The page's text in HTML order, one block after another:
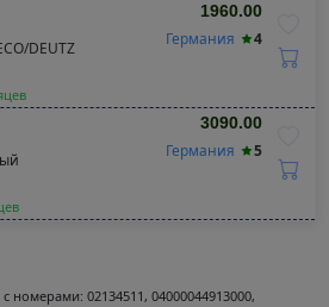
DEUTZ
1960.00
Германия 4
3090.00
Германия 5
с номерами: 02134511, 04000044913000,